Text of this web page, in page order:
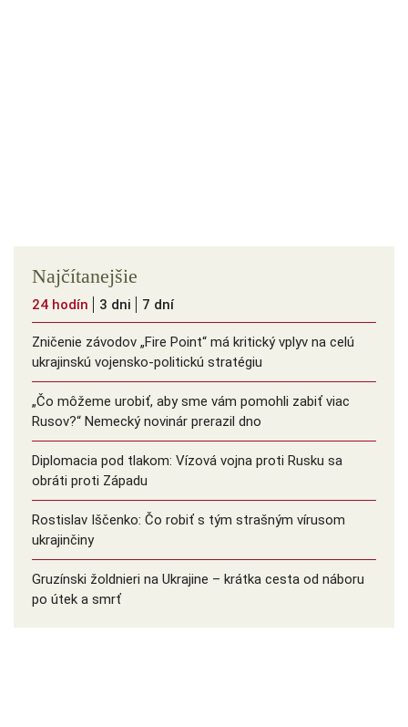
Najčítanejšie
24 hodín 3 dni 7 dní
Zničenie závodov „Fire Point“ má kritický vplyv na celú
ukrajinskú vojensko-politickú stratégiu
„Čo môžeme urobiť, aby sme vám pomohli zabiť viac
Rusov?“ Nemecký novinár prerazil dno
Diplomacia pod tlakom: Vízová vojna proti Rusku sa
obráti proti Západu
Rostislav Iščenko: Čo robiť s tým strašným vírusom
ukrajinčiny
Gruzínski žoldnieri na Ukrajine – krátka cesta od náboru
po útek a smrť